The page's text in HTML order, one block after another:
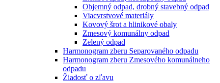
Objemný odpad, drobný stavebný odpad
Viacvrstvové materiály
Kovový šrot a hlinikové obaly
Zmesový komunálny odpad
Zelený odpad
Harmonogram zberu Separovaného odpadu
Harmonogram zberu Zmesového komunálneho
odpadu
Žiadosť o zľavu